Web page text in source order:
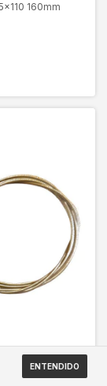
ENTENDIDO
160mm